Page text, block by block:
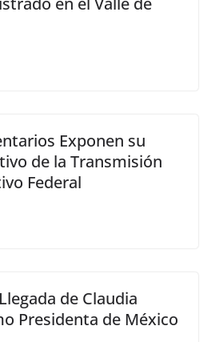
Exponen su
de la Transmisión
Federal
de Claudia
Presidenta de México